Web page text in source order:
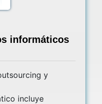
informáticos
y
incluye